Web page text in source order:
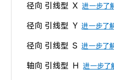
径向 引线型 X进一步了
径向 引线型 Y进一步了
径向 引线型 S进一步了
轴向 引线型 H进一步了